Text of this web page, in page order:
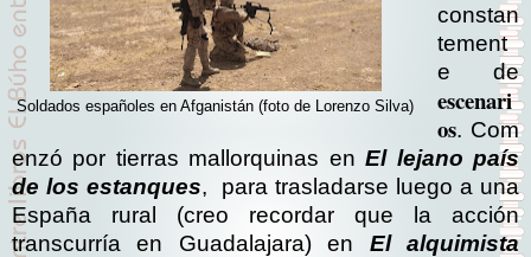
Soldados españoles en Afganistán (foto de Lorenzo Silva)
constan
tement
e de
escenari
os. Com
enzó por tierras mallorquinas enEl lejano país
de los estanques, para trasladarse luego a una
España rural (creo recordar que la acción
transcurría en Guadalajara) en El alquimista